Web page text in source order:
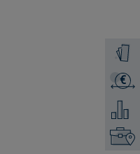
Tilaa
€
Lisää
Etsi